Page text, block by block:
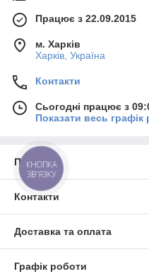
Працює з 22.09.2015
м. Харків
Харків, Україна
Контакти
Сьогодні працює з
Показати весь графік
Про нас
Контакти
Доставка та оплата
Графік роботи
КНОПКА
ЗВ'ЯЗКУ